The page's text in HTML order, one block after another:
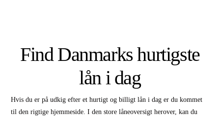
Find Danmarks hurtigste
lån i dag
Hvis du er på udkig efter et hurtigt og billigt lån i dag er du kommet
til den rigtige hjemmeside. I den store låneoversigt herover, kan du